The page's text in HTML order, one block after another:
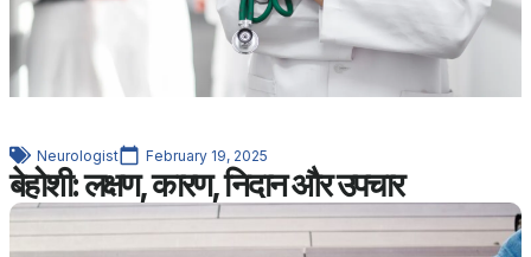
Neurologist February 19, 2025
बेहोशी: लक्षण, कारण, निदान और उपचार